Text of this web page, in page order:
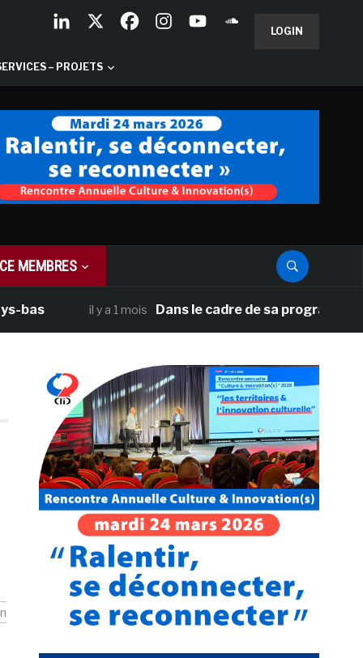
LOGIN
– PROJETS
MEMBRES
il y a 1 mois Dans le cadre de sa programmation